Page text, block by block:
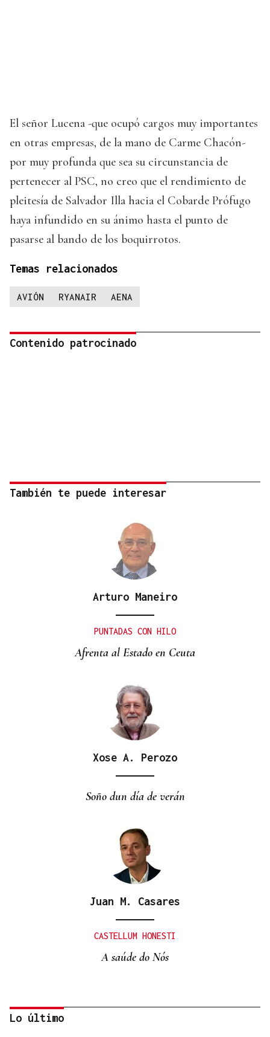
El señor Lucena -que ocupó cargos muy importantes
en otras empresas, de la mano de Carme Chacón-
por muy profunda que sea su circunstancia de
pertenecer al PSC, no creo que el rendimiento de
pleitesía de Salvador Illa hacia el Cobarde Prófugo
haya infundido en su ánimo hasta el punto de
pasarse al bando de los boquirrotos.
Temas relacionados
AVIÓN RYANAIR AENA
Contenido patrocinado
También te puede interesar
Arturo Maneiro
PUNTADAS CON HILO
Afrenta al Estado en Ceuta
Xose A. Perozo
Soño dun día de verán
Juan M. Casares
CASTELLUM HONESTI
A saúde do Nós
Lo último